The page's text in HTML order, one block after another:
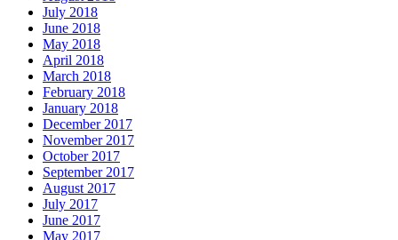
July 2018
June 2018
May 2018
April 2018
March 2018
February 2018
January 2018
December 2017
November 2017
October 2017
September 2017
August 2017
July 2017
June 2017
May 2017